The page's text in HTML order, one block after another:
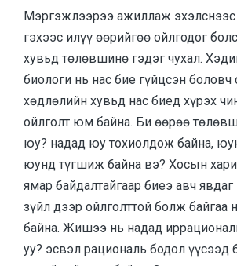
Мэргэжлээрээ ажиллаж
гэхээс илүү өөрийгөө ойлгодог
хувьд төлөвшинө гэдэг чухал.
биологи нь нас бие гүйцсэн боловч
хөдлөлийн хувьд нас биед хүрэх
ойлголт юм байна. Би өөрөө
юу? надад юу тохиолдож байна,
юунд түгшиж байна вэ? Хосын
ямар байдалтайгаар биеэ авч явдаг
зүйл дээр ойлголттой болж байгаа
байна. Жишээ нь надад
уу? эсвэл рациональ бодол үүсээд